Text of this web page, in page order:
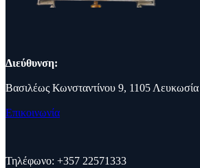
Διεύθυνση:
Βασιλέως Κωνσταντίνου 9, 1105
Επικοινωνία
Τηλέφωνο: +357 22571333